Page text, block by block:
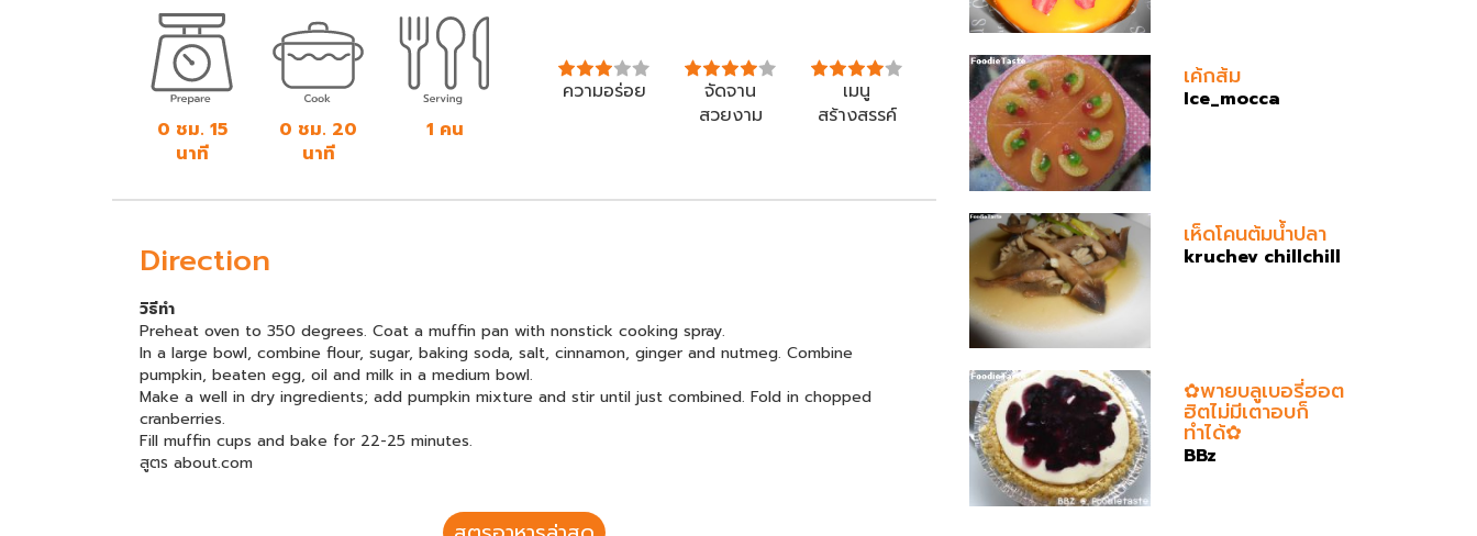
0 ชม. 15
นาที
0 ชม. 20
นาที
1 คน
ความอร่อย
จัดจาน
สวยงาม
เมนู
สร้างสรรค์
Direction
วิธีทำ
Preheat oven to 350 degrees. Coat a muffin pan with nonstick cooking spray.
In a large bowl, combine flour, sugar, baking soda, salt, cinnamon, ginger and nutmeg. Combine
pumpkin, beaten egg, oil and milk in a medium bowl.
Make a well in dry ingredients; add pumpkin mixture and stir until just combined. Fold in chopped
cranberries.
Fill muffin cups and bake for 22-25 minutes.
สูตร about.com
เค้กส้ม
Ice_mocca
เห็ดโคนต้มน้ำปลา
kruchev chillchill
✿พายบลูเบอรี่ฮอต
ฮิตไม่มีเตาอบก็
ทำได้✿
BBz